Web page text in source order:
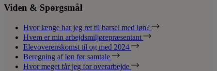
Viden & Spørgsmål
Hvor længe har jeg ret til barsel med løn?
Hvem er min arbejdsmiljørepræsentant
Elevoverenskomst til og med 2024
Beregning af løn før samtale
Hvor meget får jeg for overarbejde